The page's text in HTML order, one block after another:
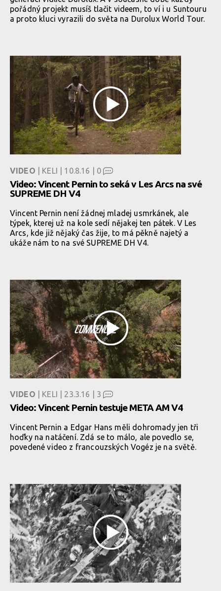
pořádný projekt musíš tlačit videem, to ví i u Suntouru
a proto kluci vyrazili do světa na Durolux World Tour.
VIDEO | KELI | 10.8.16 | 0
Video: Vincent Pernin to seká v Les Arcs na své
SUPREME DH V4
Vincent Pernin není žádnej mladej usmrkánek, ale
týpek, kterej už na kole sedí nějakej ten pátek. V Les
Arcs, kde již nějaký čas žije, to má pěkně najetý a
ukáže nám to na své SUPREME DH V4.
VIDEO | KELI | 23.3.16 | 3
Video: Vincent Pernin testuje META AM V4
Vincent Pernin a Edgar Hans měli dohromady jen tři
hoďky na natáčení. Zdá se to málo, ale povedlo se,
povedené video z francouzských Vogéz je na světě.